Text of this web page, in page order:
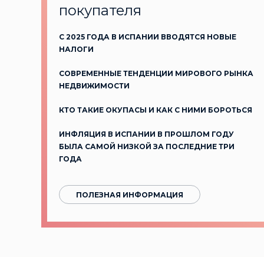
покупателя
С 2025 ГОДА В ИСПАНИИ ВВОДЯТСЯ НОВЫЕ
НАЛОГИ
СОВРЕМЕННЫЕ ТЕНДЕНЦИИ МИРОВОГО РЫНКА
НЕДВИЖИМОСТИ
КТО ТАКИЕ ОКУПАСЫ И КАК С НИМИ БОРОТЬСЯ
ИНФЛЯЦИЯ В ИСПАНИИ В ПРОШЛОМ ГОДУ
БЫЛА САМОЙ НИЗКОЙ ЗА ПОСЛЕДНИЕ ТРИ
ГОДА
ПОЛЕЗНАЯ ИНФОРМАЦИЯ